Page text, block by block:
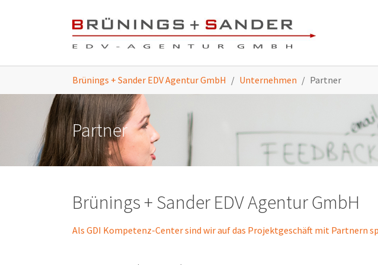
Brünings + Sander EDV Agentur GmbH Unternehmen Partner
Partner
Brünings + Sander EDV Agentur GmbH
Als GDI Kompetenz-Center sind wir auf das Projektgeschäft mit Partnern